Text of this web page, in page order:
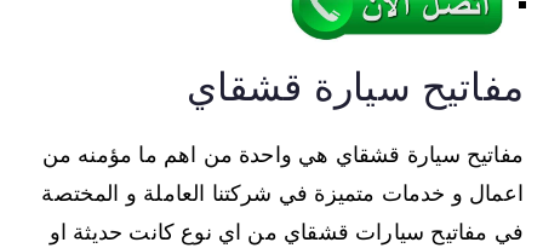
مفاتيح سيارة قشقاي
مفاتيح سيارة قشقاي هي واحدة من اهم ما مؤمنه من
اعمال و خدمات متميزة في شركتنا العاملة و المختصة
في مفاتيح سيارات قشقاي من اي نوع كانت حديثة او